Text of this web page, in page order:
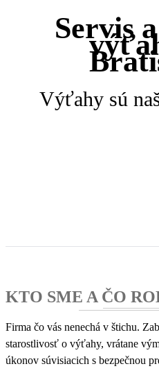
Servis
Výťahy sú
KTO SME A ČO
Firma čo vás nenechá v štichu.
starostlivosť o výťahy, vrátane
úkonov súvisiacich s bezpečnou